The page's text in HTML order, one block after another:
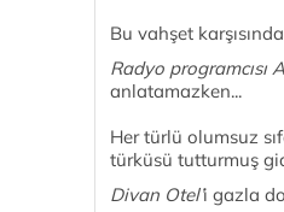
Bu vahşet karşısında
Radyo programcısı
anlatamazken...
Her türlü olumsuz
türküsü tutturmuş
Divan Otel’i gazla